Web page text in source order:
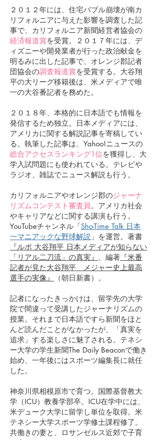
２０１２年には、住宅バブル崩壊が南カ
リフォルニアに与えた影響を調査した記
事で、カリフォルニア新聞経営者協会の
経済報道賞を受賞。２０１７年には、デ
ィズニーや開発業者が行った政治献金を
明るみに出した記事で、オレンジ郡記者
団協会の調査報道賞を受賞する。大谷翔
平の大リーグ移籍後は、米メディアで唯
一の大谷番記者を務めた。
２０１８年、本格的に日本語でも情報を
発信するため独立。日本メディアには、
アメリカに関する解説記事を寄稿してい
る。執筆した記事は、Yahoo!ニュースの
総合アクセスランキング1位を獲得し、大
学入試問題にも使われている。テレビや
ラジオ、雑誌でニュース解説も行う。
カリフォルニアやオレンジ郡のジャーナ
リズムコンテスト審査員。 アメリカ社会
やキャリアなどに関する講演も行う。
YouTubeチャンネル「Sho-Time Talk 日本
一マニアックな野球解説 」を運営。著書
『ルポ 大谷翔平 日本メディアが知らない
「リアル二刀流」の真実』 、編著 『米番
記者が見た大谷翔平 メジャー史上最高
選手の実像』
（朝日新書）。
記者になったきっかけは、留学先の大学
院で間違って受講したジャーナリズムの
授業。それまで日本語ですら新聞をほと
んど読んだことがなかったが、「真実を
追求」する楽しさに魅了される。テネシ
ー大学の学生新聞The Daily Beaconで働き
始め、一年後にはスポーツ編集長に就任
した。
神奈川県相模原市で育つ。国際基督教大
学（ICU）教養学部卒。ICU在学中には、
米デューク大学に留学し単位を取得。米
テネシー大学スポーツ学修士課程修了。
共働きの妻と、ロサンゼルス近郊で子育